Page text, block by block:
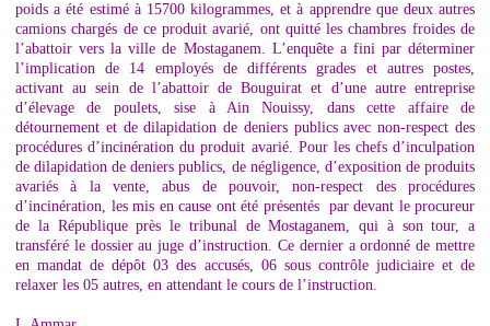
poids a été estimé à 15700 kilogrammes, et à apprendre que deux autres
camions chargés de ce produit avarié, ont quitté les chambres froides de
l’abattoir vers la ville de Mostaganem. L’enquête a fini par déterminer
l’implication de 14 employés de différents grades et autres postes,
activant au sein de l’abattoir de Bouguirat et d’une autre entreprise
d’élevage de poulets, sise à Ain Nouissy, dans cette affaire de
détournement et de dilapidation de deniers publics avec non-respect des
procédures d’incinération du produit avarié. Pour les chefs d’inculpation
de dilapidation de deniers publics, de négligence, d’exposition de produits
avariés à la vente, abus de pouvoir, non-respect des procédures
d’incinération, les mis en cause ont été présentés par devant le procureur
de la République près le tribunal de Mostaganem, qui à son tour, a
transféré le dossier au juge d’instruction. Ce dernier a ordonné de mettre
en mandat de dépôt 03 des accusés, 06 sous contrôle judiciaire et de
relaxer les 05 autres, en attendant le cours de l’instruction.